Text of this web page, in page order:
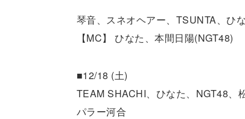
琴音、スネオヘアー、TSUNTA、ひ
【MC】 ひなた、本間日陽(NGT48)
■12/18 (土)
TEAM SHACHI、ひなた、NGT48、
パラー河合